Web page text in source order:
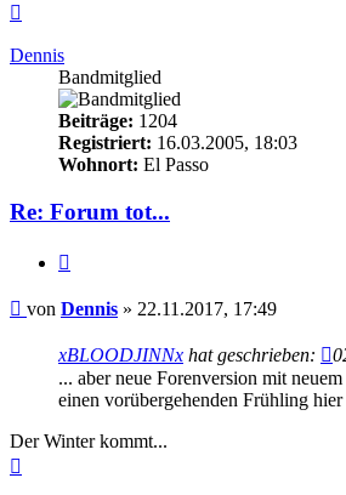
Dennis
Bandmitglied
Beiträge: 1204
Registriert: 16.03.2005, 18:03
Wohnort: El Passo
Re: Forum tot...
Beitrag
von Dennis » 22.11.2017, 17:49
xBLOODJINNx hat geschrieben:
... aber neue Forenversion mit
einen vorübergehenden Frühling hier
Der Winter kommt...